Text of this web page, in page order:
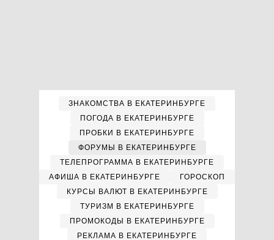
ЗНАКОМСТВА В ЕКАТЕРИНБУРГЕ
ПОГОДА В ЕКАТЕРИНБУРГЕ
ПРОБКИ В ЕКАТЕРИНБУРГЕ
ФОРУМЫ В ЕКАТЕРИНБУРГЕ
ТЕЛЕПРОГРАММА В ЕКАТЕРИНБУРГЕ
АФИША В ЕКАТЕРИНБУРГЕ
ГОРОСКОП
КУРСЫ ВАЛЮТ В ЕКАТЕРИНБУРГЕ
ТУРИЗМ В ЕКАТЕРИНБУРГЕ
ПРОМОКОДЫ В ЕКАТЕРИНБУРГЕ
РЕКЛАМА В ЕКАТЕРИНБУРГЕ